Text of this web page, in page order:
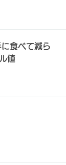
に食べて減ら
値